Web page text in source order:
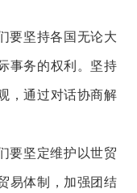
要坚持各国无论大
事务的权利。坚持
，通过对话协商解
要坚定维护以世贸
易体制，加强团结